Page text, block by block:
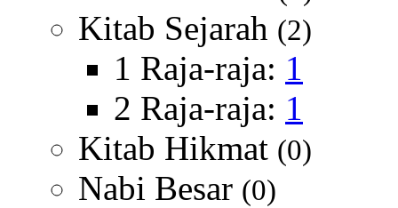
Kitab Sejarah (2)
1 Raja-raja: 1
2 Raja-raja: 1
Kitab Hikmat (0)
Nabi Besar (0)